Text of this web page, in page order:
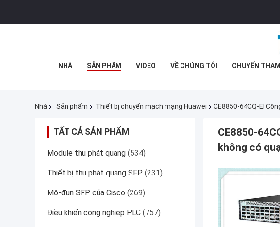
NHÀ SẢN PHẨM VIDEO VỀ CHÚNG TÔI CHUYẾN
Nhà Sản phẩm Thiết bị chuyển mạch mạng Huawei CE8850-64CQ-EI
TẤT CẢ SẢN PHẨM
Module thu phát quang (534)
Thiết bị thu phát quang SFP (231)
Mô-đun SFP của Cisco (269)
Điều khiển công nghiệp PLC (757)
CE8850-
không có